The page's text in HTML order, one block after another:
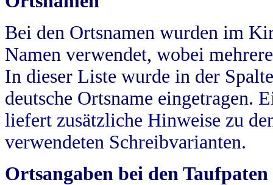
Bei den Ortsnamen wurden im
Namen verwendet, wobei
In dieser Liste wurde in der
deutsche Ortsname eingetragen.
liefert zusätzliche Hinweise zu
verwendeten Schreibvarianten.
Ortsangaben bei den Taufpaten